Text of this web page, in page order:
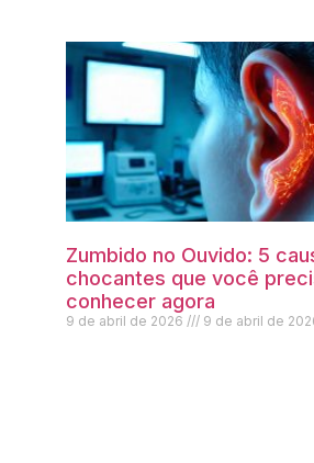
Zumbido no Ouvido: 5
chocantes que você
conhecer agora
9 de abril de 2026 9 de abril de